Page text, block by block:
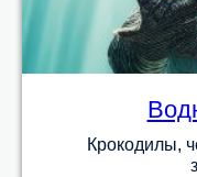
Крокодилы,